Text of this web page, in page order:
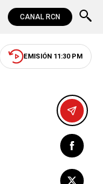
CANAL RCN
EMISIÓN 11:30 PM